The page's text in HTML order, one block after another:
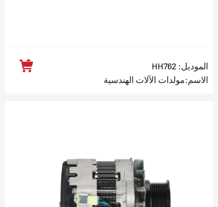
الموديل: HH762
الاسم:مولدات الآلات الهندسية